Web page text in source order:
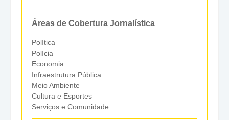
Áreas de Cobertura Jornalística
Política
Polícia
Economia
Infraestrutura Pública
Meio Ambiente
Cultura e Esportes
Serviços e Comunidade